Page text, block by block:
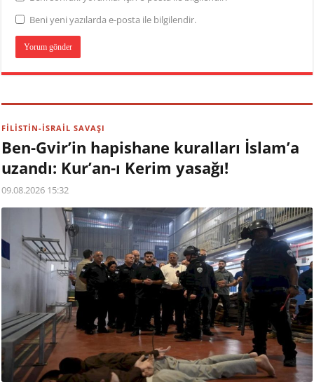
Beni yeni yazılarda e-posta ile bilgilendir.
FİLİSTİN-İSRAİL SAVAŞI
Ben-Gvir’in hapishane kuralları İslam’a
uzandı: Kur’an-ı Kerim yasağı!
09.08.2026 15:32